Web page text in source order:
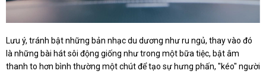
Lưu ý, tránh bật những bản nhạc du dương như ru ngủ, thay vào đó
là những bài hát sôi động giống như trong một bữa tiệc, bật âm
thanh to hơn bình thường một chút để tạo sự hưng phấn, "kéo" người